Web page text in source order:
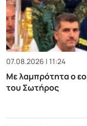
07.08.2026 | 11:24
Με λαμπρότητα ο
του Σωτήρος